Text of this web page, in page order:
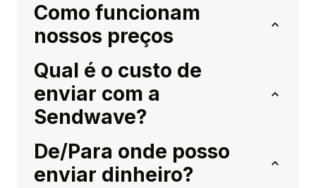
Como funcionam
nossos preços
Qual é o custo de
enviar com a
Sendwave?
De/Para onde posso
enviar dinheiro?